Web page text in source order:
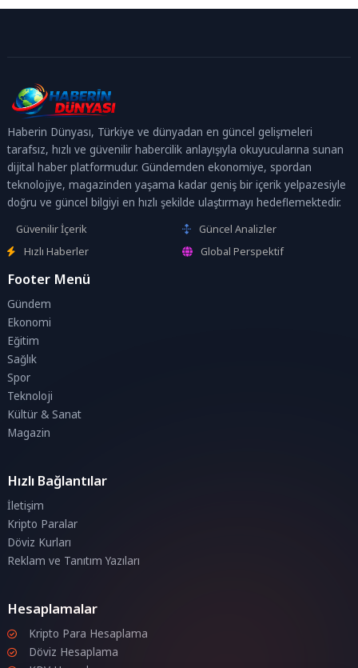
Haberin Dünyası, Türkiye ve dünyadan en güncel gelişmeleri
tarafsız, hızlı ve güvenilir habercilik anlayışıyla okuyucularına sunan
dijital haber platformudur. Gündemden ekonomiye, spordan
teknolojiye, magazinden yaşama kadar geniş bir içerik yelpazesiyle
doğru ve güncel bilgiyi en hızlı şekilde ulaştırmayı hedeflemektedir.
Güvenilir İçerik
Güncel Analizler
Hızlı Haberler
Global Perspektif
Footer Menü
Gündem
Ekonomi
Eğitim
Sağlık
Spor
Teknoloji
Kültür & Sanat
Magazin
Hızlı Bağlantılar
İletişim
Kripto Paralar
Döviz Kurları
Reklam ve Tanıtım Yazıları
Hesaplamalar
Kripto Para Hesaplama
Döviz Hesaplama